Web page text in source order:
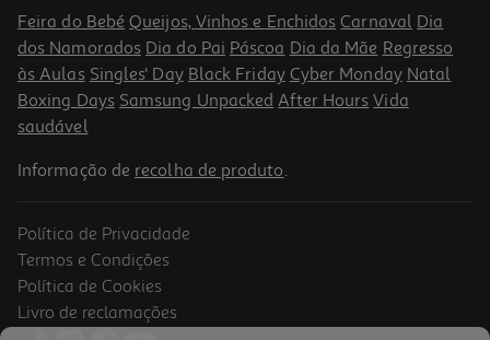
PVP de editor
5,94 €
-20%
Feira do Bebé Queijos, Vinhos e Enchidos Carnaval Dia
dos Namorados Dia do Pai Páscoa Dia da Mãe Regresso
às Aulas Singles' Day Black Friday Cyber Monday Natal
Boxing Days Samsung Unpacked After Hours Vida
saudável
Informação de recolha de produto.
Política de Privacidade
Termos e Condições
Política de Cookies
Livro de reclamações